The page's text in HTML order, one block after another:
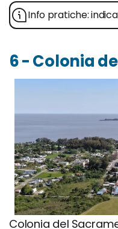
Info pratiche:
6 - Colonia
Colonia del